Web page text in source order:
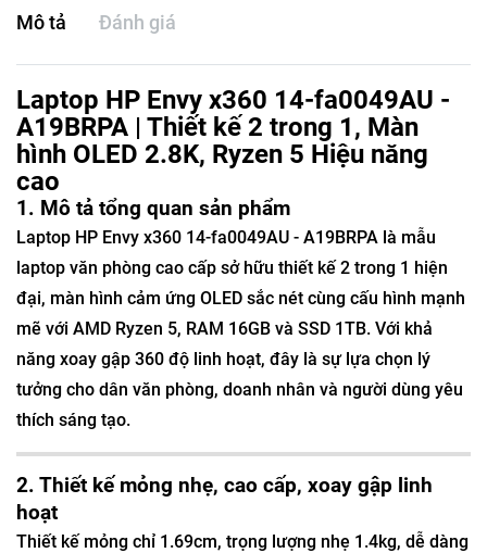
Mô tả Đánh giá
Laptop HP Envy x360 14-fa0049AU -
A19BRPA | Thiết kế 2 trong 1, Màn
hình OLED 2.8K, Ryzen 5 Hiệu năng
cao
1. Mô tả tổng quan sản phẩm
Laptop HP Envy x360 14-fa0049AU - A19BRPA là mẫu
laptop văn phòng cao cấp sở hữu thiết kế 2 trong 1 hiện
đại, màn hình cảm ứng OLED sắc nét cùng cấu hình mạnh
mẽ với AMD Ryzen 5, RAM 16GB và SSD 1TB. Với khả
năng xoay gập 360 độ linh hoạt, đây là sự lựa chọn lý
tưởng cho dân văn phòng, doanh nhân và người dùng yêu
thích sáng tạo.
2. Thiết kế mỏng nhẹ, cao cấp, xoay gập linh
hoạt
Thiết kế mỏng chỉ 1.69cm, trọng lượng nhẹ 1.4kg, dễ dàng